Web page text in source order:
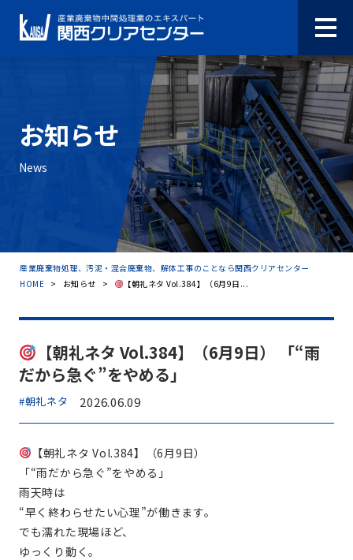
お知らせ
News
産業廃棄物処理、汚泥・混合廃棄物、解体工事のことなら関西クリアセンター
HOME > お知らせ > 【朝礼ネタ Vol.384】（6月9日...
【朝礼ネタ Vol.384】（6月9日） 「“雨
だから急ぐ”をやめる」
#朝礼ネタ 2026.06.09
【朝礼ネタ Vol.384】（6月9日）
「“雨だから急ぐ”をやめる」
雨天時は
“早く終わらせたい心理”が働きます。
でも濡れた現場ほど、
ゆっくり動く。